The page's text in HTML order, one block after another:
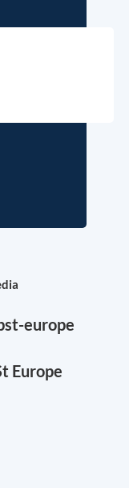
europe
Europe